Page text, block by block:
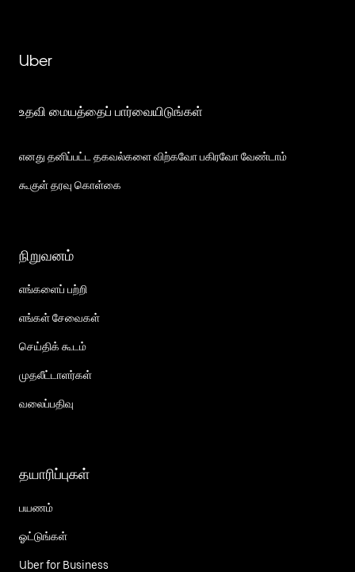
Uber
உதவி மையத்தைப் பார்வையிடுங்கள்
எனது தனிப்பட்ட தகவல்களை விற்கவோ பகிரவோ வேண்டாம்
கூகுள் தரவு கொள்கை
நிறுவனம்
எங்களைப் பற்றி
எங்கள் சேவைகள்
செய்திக் கூடம்
முதலீட்டாளர்கள்
வலைப்பதிவு
தயாரிப்புகள்
பயணம்
ஓட்டுங்கள்
Uber for Business